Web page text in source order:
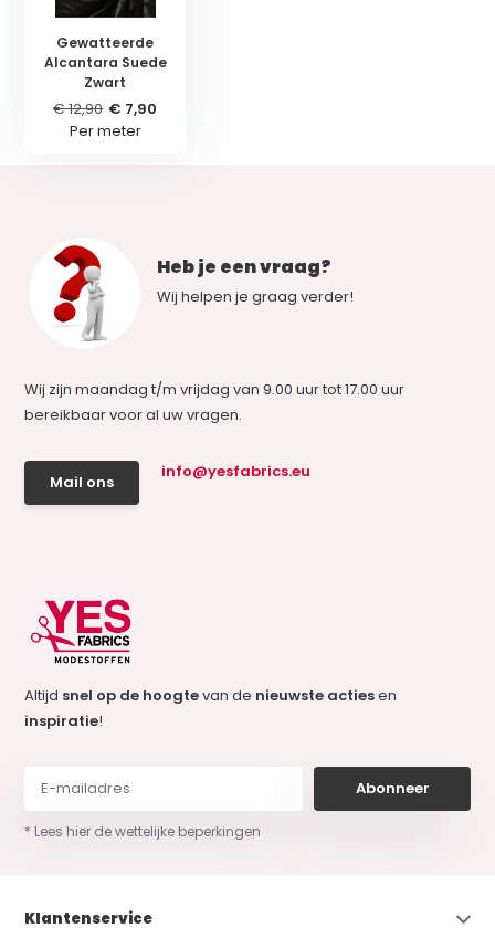
Gewatteerde
Alcantara Suede
Zwart
€ 12,90 € 7,90
Per meter
Heb je een vraag?
Wij helpen je graag verder!
Wij zijn maandag t/m vrijdag van 9.00 uur tot 17.00 uur
bereikbaar voor al uw vragen.
Mail ons
info@yesfabrics.eu
Altijd snel op de hoogtevan de nieuwste actiesen
inspiratie!
Abonneer
* Lees hier de wettelijke beperkingen
Klantenservice